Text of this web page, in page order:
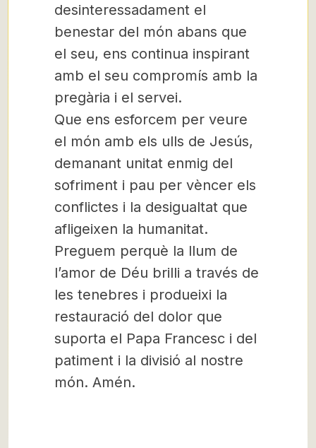
desinteressadament el
benestar del món abans que
el seu, ens continua inspirant
amb el seu compromís amb la
pregària i el servei.
Que ens esforcem per veure
el món amb els ulls de Jesús,
demanant unitat enmig del
sofriment i pau per vèncer els
conflictes i la desigualtat que
afligeixen la humanitat.
Preguem perquè la llum de
l’amor de Déu brilli a través de
les tenebres i produeixi la
restauració del dolor que
suporta el Papa Francesc i del
patiment i la divisió al nostre
món. Amén.